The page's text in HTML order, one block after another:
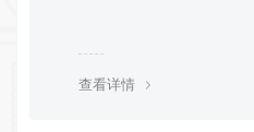
查看详情